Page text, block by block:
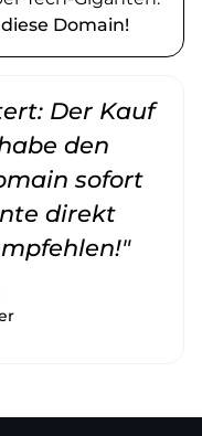
Domain!
Der Kauf
den
sofort
direkt